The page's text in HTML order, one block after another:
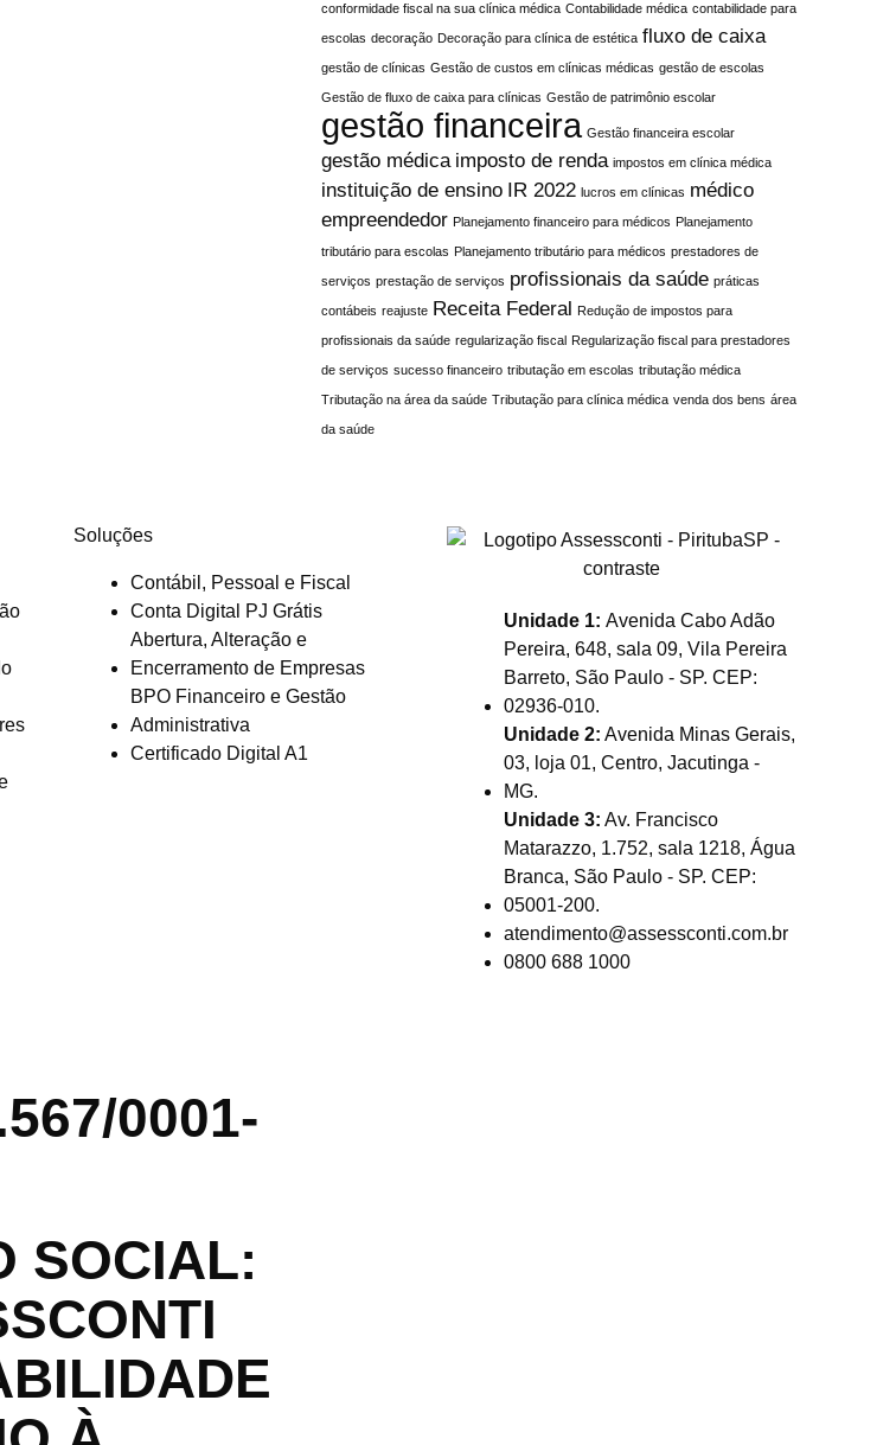
conformidade fiscal na sua clínica médica Contabilidade médica contabilidade para
escolas decoração Decoração para clínica de estética fluxo de caixa
gestão de clínicas Gestão de custos em clínicas médicas gestão de escolas
Gestão de fluxo de caixa para clínicas Gestão de patrimônio escolar
gestão financeira Gestão financeira escolar
gestão médica imposto de renda impostos em clínica médica
instituição de ensino IR 2022 lucros em clínicas médico
empreendedor Planejamento financeiro para médicos Planejamento
tributário para escolas Planejamento tributário para médicos prestadores de
serviços prestação de serviços profissionais da saúde práticas
contábeis reajuste Receita Federal Redução de impostos para
profissionais da saúde regularização fiscal Regularização fiscal para prestadores
de serviços sucesso financeiro tributação em escolas tributação médica
Tributação na área da saúde Tributação para clínica médica venda dos bens área
da saúde
Soluções
Contábil, Pessoal e Fiscal
Conta Digital PJ Grátis
Abertura, Alteração e
Encerramento de Empresas
BPO Financeiro e Gestão
Administrativa
Certificado Digital A1
Unidade 1: Avenida Cabo Adão
Pereira, 648, sala 09, Vila Pereira
Barreto, São Paulo - SP. CEP:
02936-010.
Unidade 2: Avenida Minas Gerais,
03, loja 01, Centro, Jacutinga -
MG.
Unidade 3: Av. Francisco
Matarazzo, 1.752, sala 1218, Água
Branca, São Paulo - SP. CEP:
05001-200.
atendimento@assessconti.com.br
0800 688 1000
0001-
SOCIAL: